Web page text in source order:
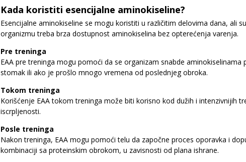
Kada koristiti esencijalne aminokiseline?
Esencijalne aminokiseline se mogu koristiti u različitim delovima dana, ali
organizmu treba brza dostupnost aminokiselina bez opterećenja varenja.
Pre treninga
EAA pre treninga mogu pomoći da se organizam snabde
stomak ili ako je prošlo mnogo vremena od poslednjeg obroka.
Tokom treninga
Korišćenje EAA tokom treninga može biti korisno kod dužih i intenzivnijih
iscrpljenosti.
Posle treninga
Nakon treninga, EAA mogu pomoći telu da započne proces oporavka i
kombinaciji sa proteinskim obrokom, u zavisnosti od plana ishrane.